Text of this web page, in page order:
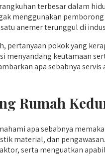
terbesar dalam
menggunakan
anemer terunggul di
pertanyaan pokok yang
menyandang keutamaan
apa sebabnya
Rumah
apa sebabnya
material, dan
serta menguatkan